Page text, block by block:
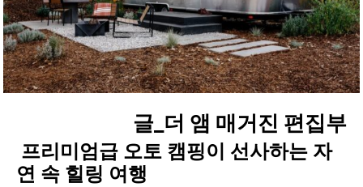
글_더 앰 매거진 편집부
프리미엄급 오토 캠핑이 선사하는 자
연 속 힐링 여행